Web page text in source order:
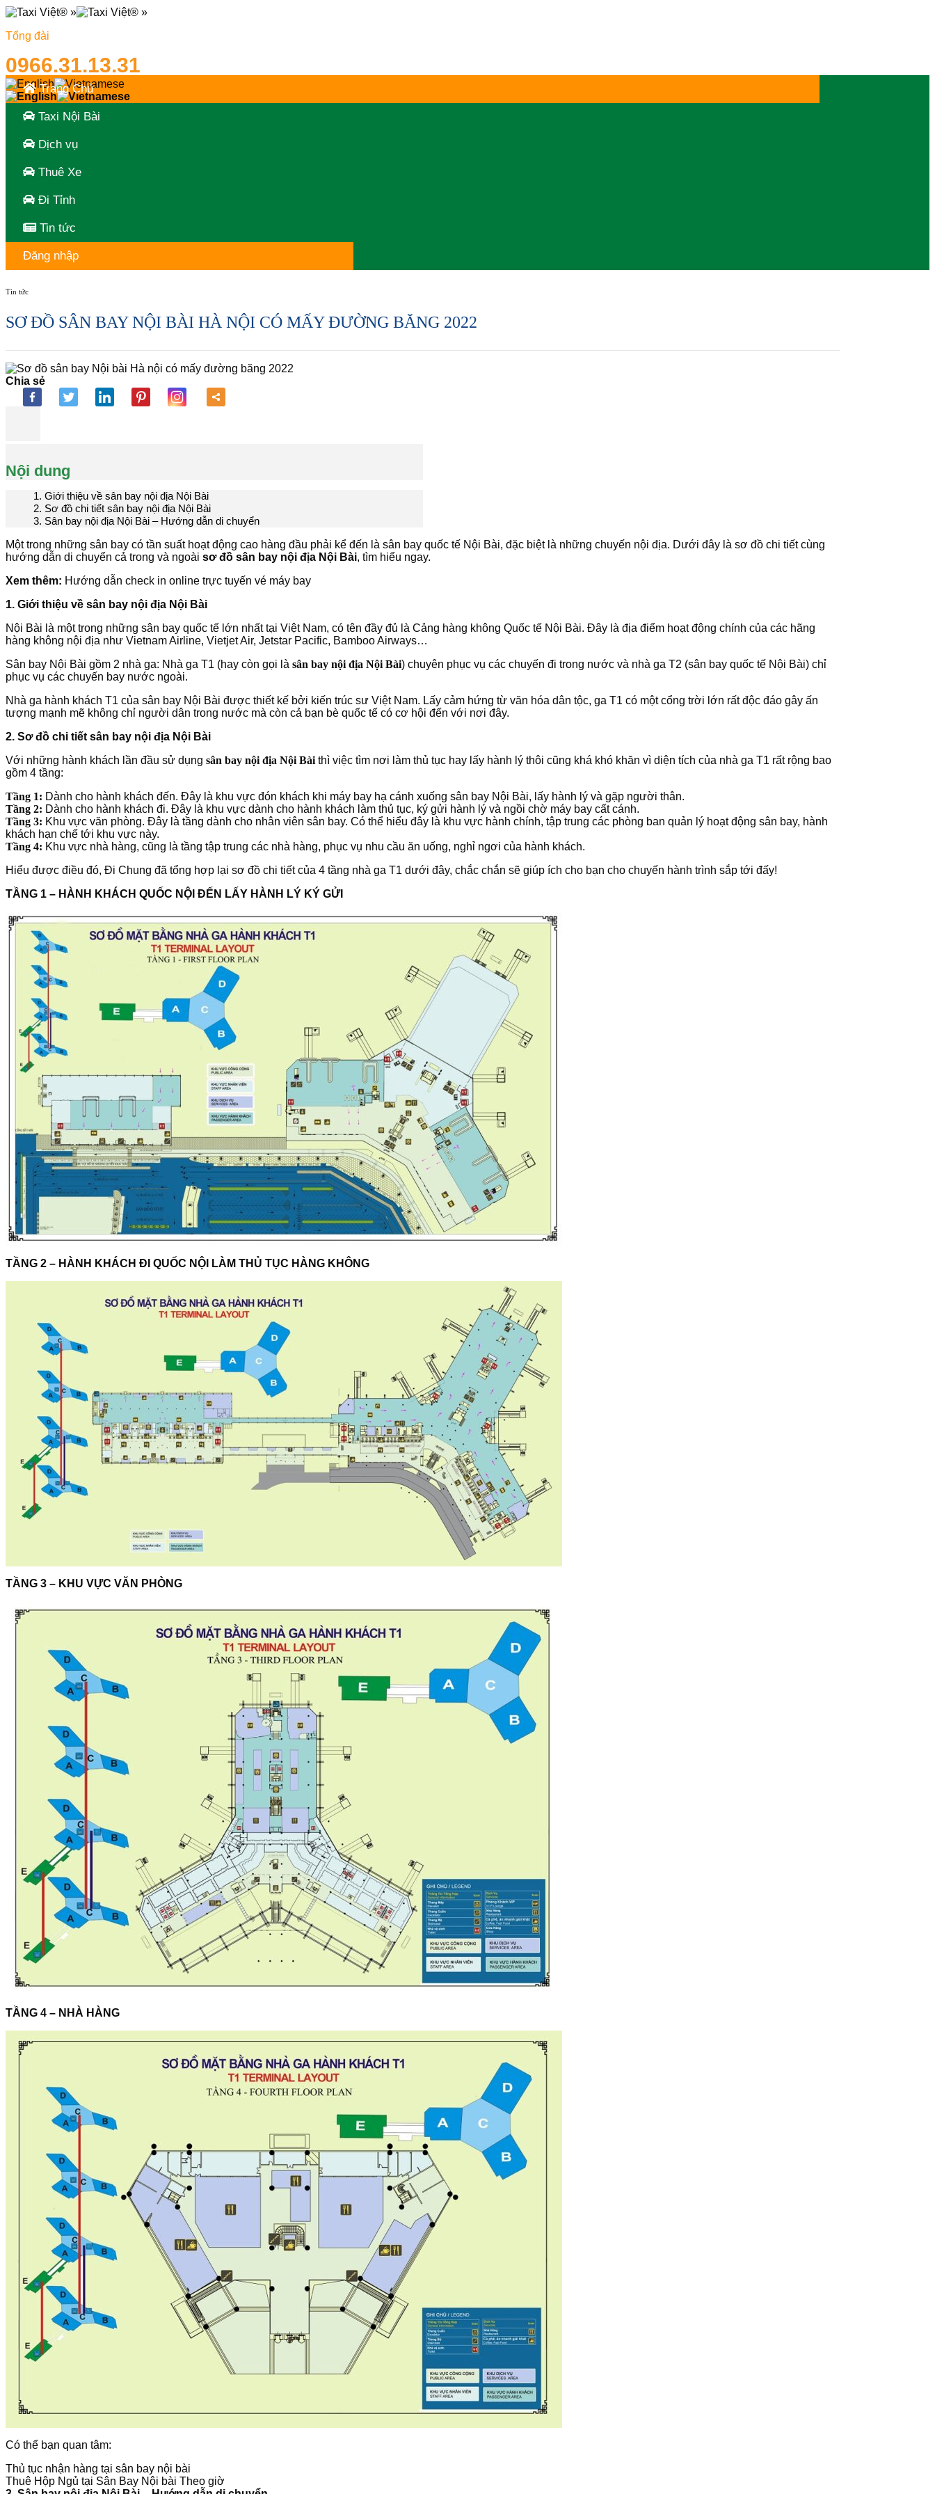
Skip
content
Tổng đài
0966.31.13.31
Trang Chủ
Taxi Nội Bài
Dịch vụ
Thuê Xe
Đi Tỉnh
Tin tức
Đăng nhập
Tin tức
SƠ ĐỒ SÂN BAY NỘI BÀI HÀ NỘI CÓ MẤY ĐƯỜNG BĂNG 2022
Chia sẻ
Nội dung
1. Giới thiệu về sân bay nội địa Nội Bài
2. Sơ đồ chi tiết sân bay nội địa Nội Bài
3. Sân bay nội địa Nội Bài – Hướng dẫn di chuyển
Một trong những sân bay có tần suất hoạt động cao hàng đầu phải kể đến là sân bay quốc tế Nội Bài, đặc biệt là những chuyến nội địa. Dưới đây là sơ đồ chi tiết cùng
hướng dẫn di chuyển cả trong và ngoài sơ đồ sân bay nội địa Nội Bài, tìm hiểu ngay.
Xem thêm: Hướng dẫn check in online trực tuyến vé máy bay
1. Giới thiệu về sân bay nội địa Nội Bài
Nội Bài là một trong những sân bay quốc tế lớn nhất tại Việt Nam, có tên đầy đủ là Cảng hàng không Quốc tế Nội Bài. Đây là địa điểm hoạt động chính của các hãng
hàng không nội địa như Vietnam Airline, Vietjet Air, Jetstar Pacific, Bamboo Airways…
Sân bay Nội Bài gồm 2 nhà ga: Nhà ga T1 (hay còn gọi là sân bay nội địa Nội Bài) chuyên phục vụ các chuyến đi trong nước và nhà ga T2 (sân bay quốc tế Nội Bài) chỉ
phục vụ các chuyến bay nước ngoài.
Nhà ga hành khách T1 của sân bay Nội Bài được thiết kế bởi kiến trúc sư Việt Nam. Lấy cảm hứng từ văn hóa dân tộc, ga T1 có một cổng trời lớn rất độc đáo gây ấn
tượng mạnh mẽ không chỉ người dân trong nước mà còn cả bạn bè quốc tế có cơ hội đến với nơi đây.
2. Sơ đồ chi tiết sân bay nội địa Nội Bài
Với những hành khách lần đầu sử dụng sân bay nội địa Nội Bài thì việc tìm nơi làm thủ tục hay lấy hành lý thôi cũng khá khó khăn vì diện tích của nhà ga T1 rất rộng bao
gồm 4 tầng:
Tầng 1: Dành cho hành khách đến. Đây là khu vực đón khách khi máy bay hạ cánh xuống sân bay Nội Bài, lấy hành lý và gặp người thân.
Tầng 2: Dành cho hành khách đi. Đây là khu vực dành cho hành khách làm thủ tục, ký gửi hành lý và ngồi chờ máy bay cất cánh.
Tầng 3: Khu vực văn phòng. Đây là tầng dành cho nhân viên sân bay. Có thể hiểu đây là khu vực hành chính, tập trung các phòng ban quản lý hoạt động sân bay, hành
khách hạn chế tới khu vực này.
Tầng 4: Khu vực nhà hàng, cũng là tầng tập trung các nhà hàng, phục vụ nhu cầu ăn uống, nghỉ ngơi của hành khách.
Hiểu được điều đó, Đi Chung đã tổng hợp lại sơ đồ chi tiết của 4 tầng nhà ga T1 dưới đây, chắc chắn sẽ giúp ích cho bạn cho chuyến hành trình sắp tới đấy!
TẦNG 1 – HÀNH KHÁCH QUỐC NỘI ĐẾN LẤY HÀNH LÝ KÝ GỬI
TẦNG 2 – HÀNH KHÁCH ĐI QUỐC NỘI LÀM THỦ TỤC HÀNG KHÔNG
TẦNG 3 – KHU VỰC VĂN PHÒNG
TẦNG 4 – NHÀ HÀNG
Có thể bạn quan tâm:
Thủ tục nhận hàng tại sân bay nội bài
Thuê Hộp Ngủ tại Sân Bay Nội bài Theo giờ